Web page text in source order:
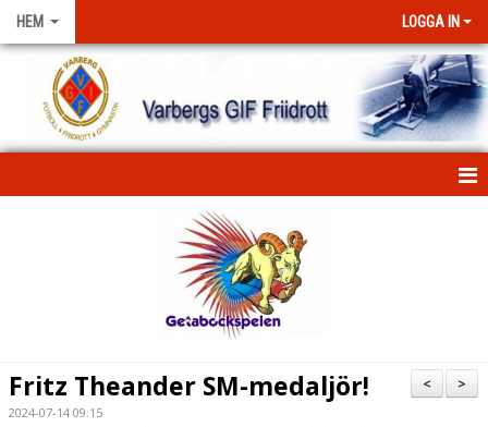
HEM LOGGA IN
KLUBBKLÄDER
>
<
Fritz Theander SM-medaljör!
2024-07-14 09:15